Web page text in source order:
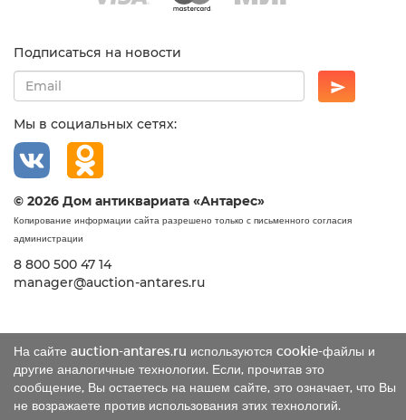
На сайте auction-antares.ru используются cookie-файлы и
другие аналогичные технологии. Если, прочитав это
сообщение, Вы остаетесь на нашем сайте, это означает, что Вы
не возражаете против использования этих технологий.
Подписаться на новости
Мы в социальных сетях:
© 2026 Дом антиквариата «Антарес»
Копирование информации сайта разрешено только с письменного согласия
администрации
8 800 500 47 14
manager@auction-antares.ru